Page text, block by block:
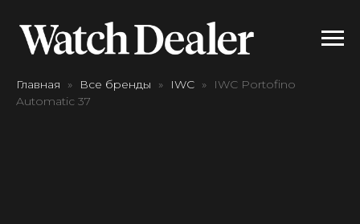
Главная Все бренды IWC
IWC Portofino
Automatic 37